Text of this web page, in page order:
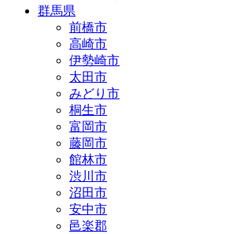
群馬県
前橋市
高崎市
伊勢崎市
太田市
みどり市
桐生市
富岡市
藤岡市
館林市
渋川市
沼田市
安中市
邑楽郡